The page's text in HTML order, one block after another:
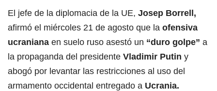
El jefe de la diplomacia de la UE, Josep Borrell,
afirmó el miércoles 21 de agosto que la ofensiva
ucraniana en suelo ruso asestó un “duro golpe” a
la propaganda del presidente Vladimir Putin y
abogó por levantar las restricciones al uso del
armamento occidental entregado a Ucrania.